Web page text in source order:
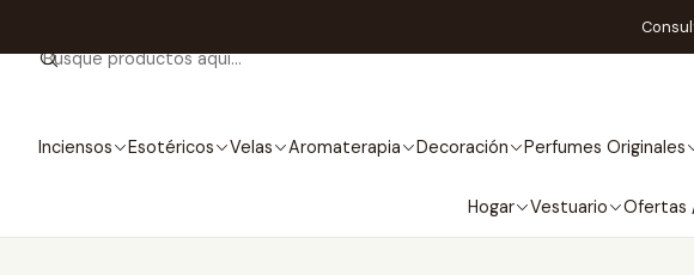
Inciensos Esotéricos Velas Aromaterapia Decoración Perfumes Originales
Hogar Vestuario Ofertas